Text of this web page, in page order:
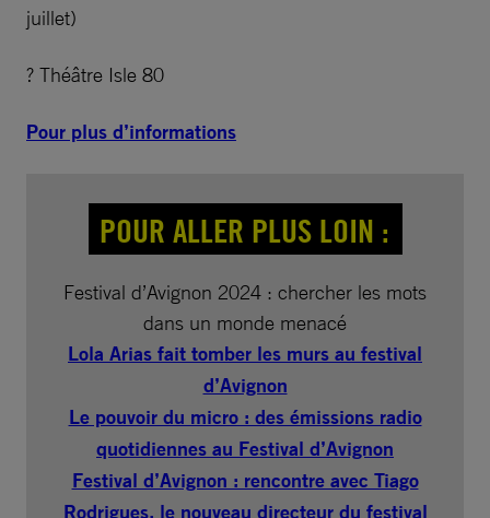
juillet)
? Théâtre Isle 80
Pour plus d’informations
POUR ALLER PLUS LOIN :
Festival d’Avignon 2024 : chercher les mots
dans un monde menacé
Lola Arias fait tomber les murs au festival
d’Avignon
Le pouvoir du micro : des émissions radio
quotidiennes au Festival d’Avignon
Festival d’Avignon : rencontre avec Tiago
Rodrigues, le nouveau directeur du festival